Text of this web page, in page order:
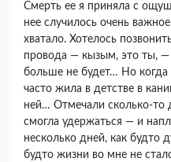
Смерть ее я приняла с
нее случилось очень
хватало. Хотелось
провода — кызым, это ты, —
больше не будет… Но когда
часто жила в детстве в
ней… Отмечали сколько-то
смогла удержаться — и
несколько дней, как будто
будто жизни во мне не